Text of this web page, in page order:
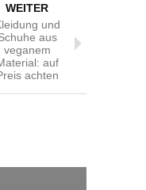
WEITER
und
aus
veganem
auf
achten